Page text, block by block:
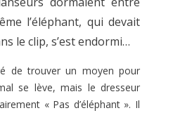
l’éléphant, qui devait
le clip, s’est endormi…
de trouver un moyen pour
se lève, mais le dresseur
« Pas d’éléphant ». Il